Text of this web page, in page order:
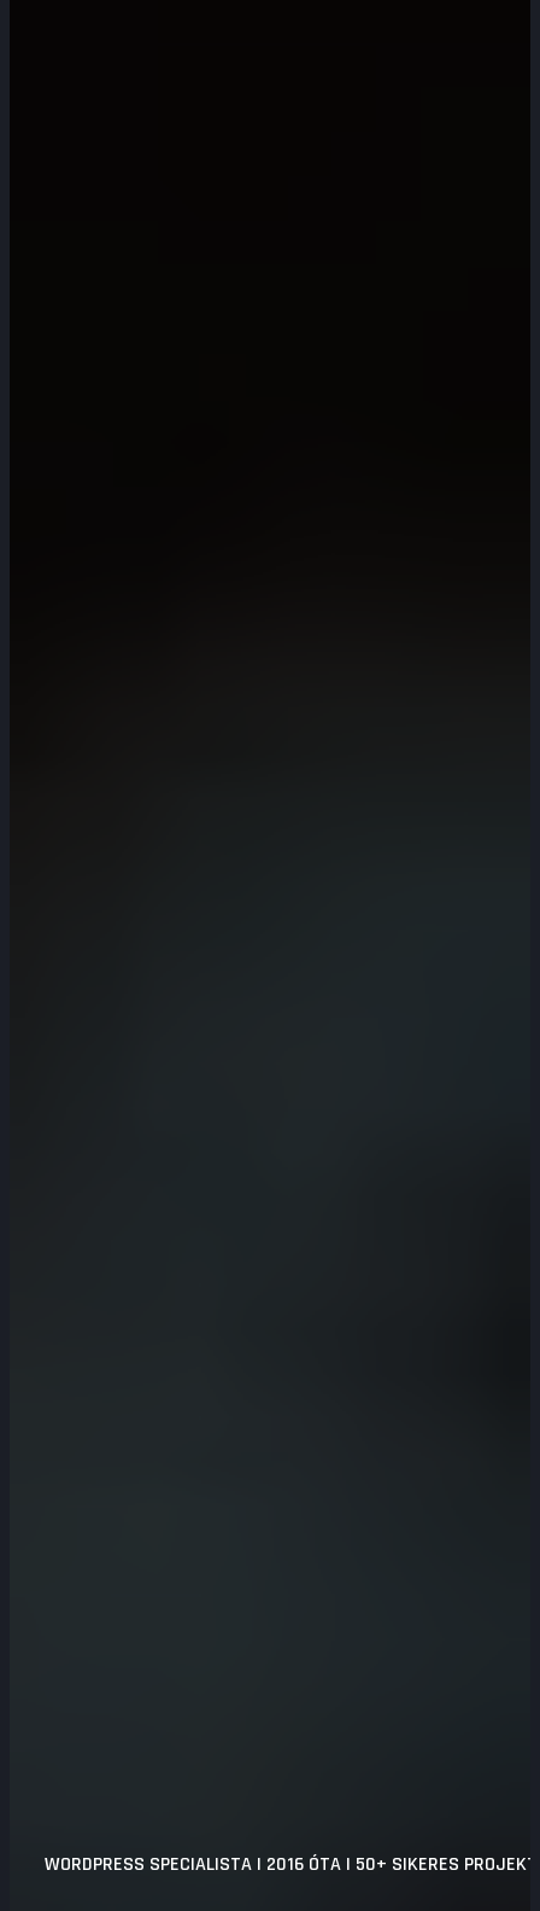
WORDPRESS SPECIALISTA | 2016 ÓTA | 50+ SIKERES PROJEKT